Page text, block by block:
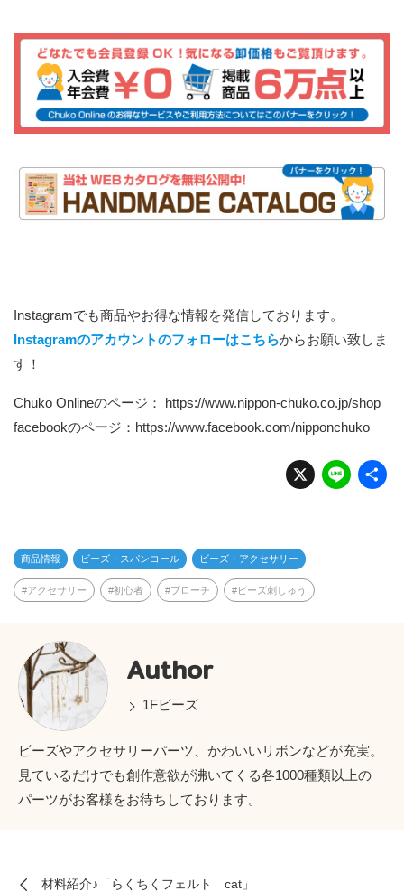
Instagramでも商品やお得な情報を発信しております。
Instagramのアカウントのフォローはこちらからお願い致しま
す！
Chuko Onlineのページ： https://www.nippon-chuko.co.jp/shop
facebookのページ： https://www.facebook.com/nipponchuko
X Li
n
商品情報 ビーズ・スパンコール ビーズ・アクセサリー
アクセサリー 初心者 ブローチ ビーズ刺しゅう
Author
1Fビーズ
ビーズやアクセサリーパーツ、かわいいリボンなどが充実。
見ているだけでも創作意欲が沸いてくる各1000種類以上の
パーツがお客様をお待ちしております。
材料紹介♪「らくちくフェルト cat」